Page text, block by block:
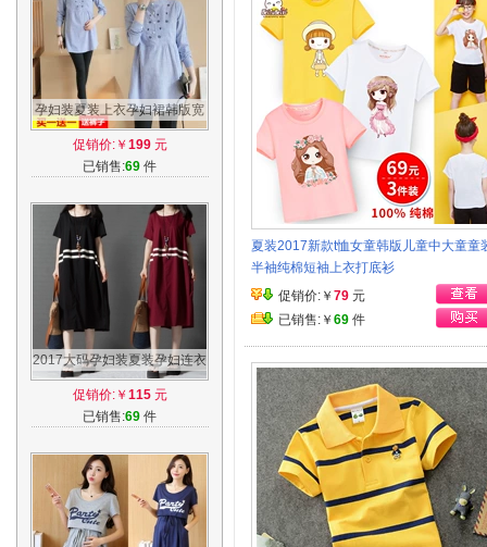
孕妇装夏装上衣孕妇裙韩版宽
松中长款潮妈春季秋款条纹连
衣裙长袖
促销价:￥ 199元
已销售:69 件
2017大码孕妇装夏装孕妇连衣
裙时尚韩版宽松夏季T恤纯棉
孕妇长裙
促销价:￥ 115元
已销售:69 件
夏装2017新款t恤女童韩版儿童中大童童
半袖纯棉短袖上衣打底衫
促销价:￥ 79 元
已销售:￥ 69 件